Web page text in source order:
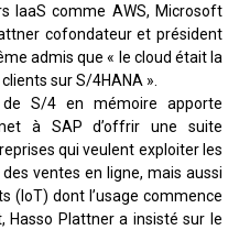
IaaS comme AWS, Microsoft
cofondateur et président
admis que « le cloud était la
sur S/4HANA ».
de S/4 en mémoire apporte
à SAP d’offrir une suite
qui veulent exploiter les
ventes en ligne, mais aussi
(IoT) dont l’usage commence
Hasso Plattner a insisté sur le